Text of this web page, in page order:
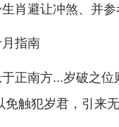
肖避让冲煞、并
指南
正南方...岁破之位
触犯岁君，引来无